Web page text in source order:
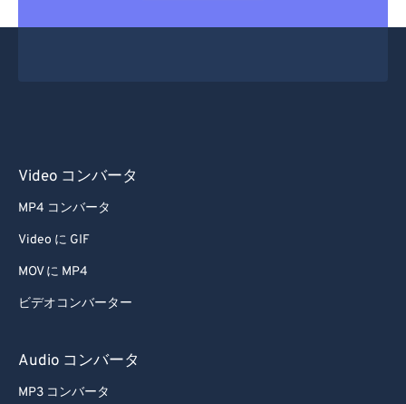
Video コンバータ
MP4 コンバータ
Video に GIF
MOV に MP4
ビデオコンバーター
Audio コンバータ
MP3 コンバータ